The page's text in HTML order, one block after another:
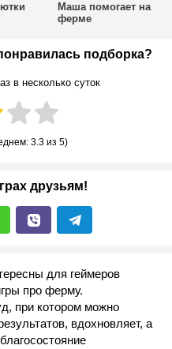
для геймеров
про ферму.
при котором можно
вдохновляет, а
Маша помогает на
ферме
подборка?
в несколько суток
3.3из 5)
друзьям!